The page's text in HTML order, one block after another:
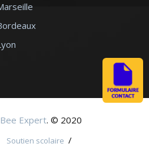
Expert. © 2020
Soutien scolaire /